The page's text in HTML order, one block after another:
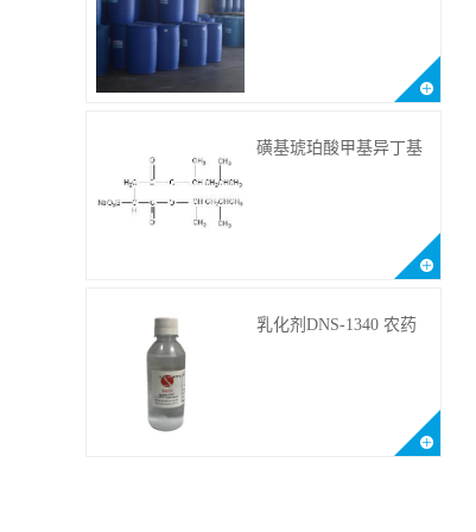
磺基琥珀酸甲基异丁基
乳化剂DNS-1340 农药